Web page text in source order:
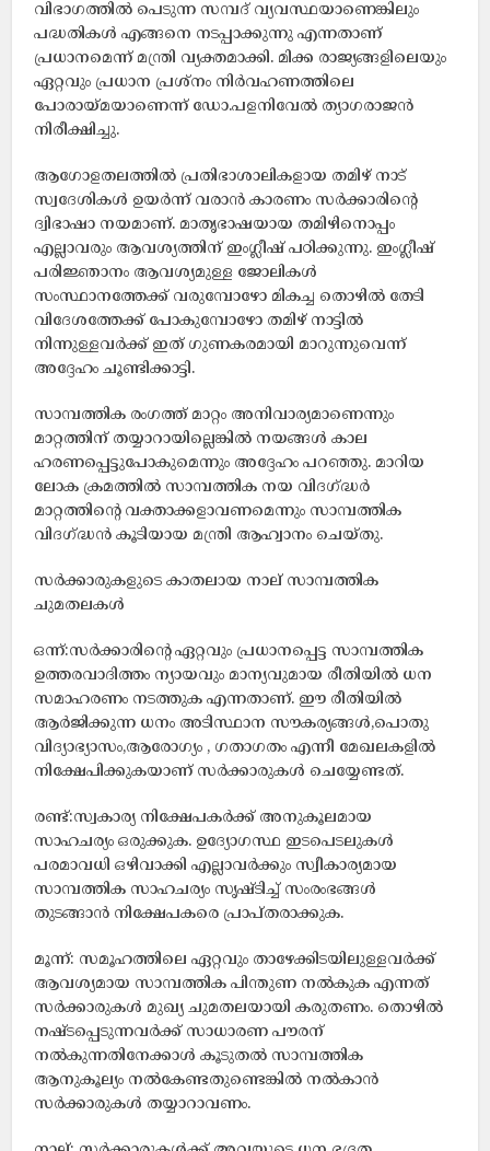
വിഭാഗത്തിൽ പെടുന്ന സമ്പദ് വ്യവസ്ഥയാണെങ്കിലും
പദ്ധതികൾ എങ്ങനെ നടപ്പാക്കുന്നു എന്നതാണ്
പ്രധാനമെന്ന് മന്ത്രി വ്യക്തമാക്കി. മിക്ക രാജ്യങ്ങളിലെയും
ഏറ്റവും പ്രധാന പ്രശ്നം നിർവഹണത്തിലെ
പോരായ്മയാണെന്ന് ഡോ.പളനിവേൽ ത്യാഗരാജൻ
നിരീക്ഷിച്ചു.
ആഗോളതലത്തിൽ പ്രതിഭാശാലികളായ തമിഴ് നാട്
സ്വദേശികൾ ഉയർന്ന് വരാൻ കാരണം സർക്കാരിന്റെ
ദ്വിഭാഷാ നയമാണ്. മാതൃഭാഷയായ തമിഴിനൊപ്പം
എല്ലാവരും ആവശ്യത്തിന് ഇംഗ്ലീഷ് പഠിക്കുന്നു. ഇംഗ്ലീഷ്
പരിജ്ഞാനം ആവശ്യമുള്ള ജോലികൾ
സംസ്ഥാനത്തേക്ക് വരുമ്പോഴോ മികച്ച തൊഴിൽ തേടി
വിദേശത്തേക്ക് പോകുമ്പോഴോ തമിഴ് നാട്ടിൽ
നിന്നുള്ളവർക്ക് ഇത് ഗുണകരമായി മാറുന്നുവെന്ന്
അദ്ദേഹം ചൂണ്ടിക്കാട്ടി.
സാമ്പത്തിക രംഗത്ത് മാറ്റം അനിവാര്യമാണെന്നും
മാറ്റത്തിന് തയ്യാറായില്ലെങ്കിൽ നയങ്ങൾ കാല
ഹരണപ്പെട്ടുപോകുമെന്നും അദ്ദേഹം പറഞ്ഞു. മാറിയ
ലോക ക്രമത്തിൽ സാമ്പത്തിക നയ വിദഗ്ദ്ധർ
മാറ്റത്തിന്റെ വക്താക്കളാവണമെന്നും സാമ്പത്തിക
വിദഗ്ദ്ധൻ കൂടിയായ മന്ത്രി ആഹ്വാനം ചെയ്തു.
സർക്കാരുകളുടെ കാതലായ നാല് സാമ്പത്തിക
ചുമതലകൾ
ഒന്ന്:സർക്കാരിന്റെ ഏറ്റവും പ്രധാനപ്പെട്ട സാമ്പത്തിക
ഉത്തരവാദിത്തം ന്യായവും മാന്യവുമായ രീതിയിൽ ധന
സമാഹരണം നടത്തുക എന്നതാണ്. ഈ രീതിയിൽ
ആർജിക്കുന്ന ധനം അടിസ്ഥാന സൗകര്യങ്ങൾ,പൊതു
വിദ്യാഭ്യാസം,ആരോഗ്യം , ഗതാഗതം എന്നീ മേഖലകളിൽ
നിക്ഷേപിക്കുകയാണ് സർക്കാരുകൾ ചെയ്യേണ്ടത്.
രണ്ട്:സ്വകാര്യ നിക്ഷേപകർക്ക് അനുകൂലമായ
സാഹചര്യം ഒരുക്കുക. ഉദ്യോഗസ്ഥ ഇടപെടലുകൾ
പരമാവധി ഒഴിവാക്കി എല്ലാവർക്കും സ്വീകാര്യമായ
സാമ്പത്തിക സാഹചര്യം സൃഷ്ടിച്ച് സംരംഭങ്ങൾ
തുടങ്ങാൻ നിക്ഷേപകരെ പ്രാപ്തരാക്കുക.
മൂന്ന്: സമൂഹത്തിലെ ഏറ്റവും താഴേക്കിടയിലുള്ളവർക്ക്
ആവശ്യമായ സാമ്പത്തിക പിന്തുണ നൽകുക എന്നത്
സർക്കാരുകൾ മുഖ്യ ചുമതലയായി കരുതണം. തൊഴിൽ
നഷ്ടപ്പെടുന്നവർക്ക് സാധാരണ പൗരന്
നൽകുന്നതിനേക്കാൾ കൂടുതൽ സാമ്പത്തിക
ആനുകൂല്യം നൽകേണ്ടതുണ്ടെങ്കിൽ നൽകാൻ
സർക്കാരുകൾ തയ്യാറാവണം.